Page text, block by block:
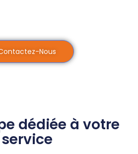
Nous
dédiée à votre
service